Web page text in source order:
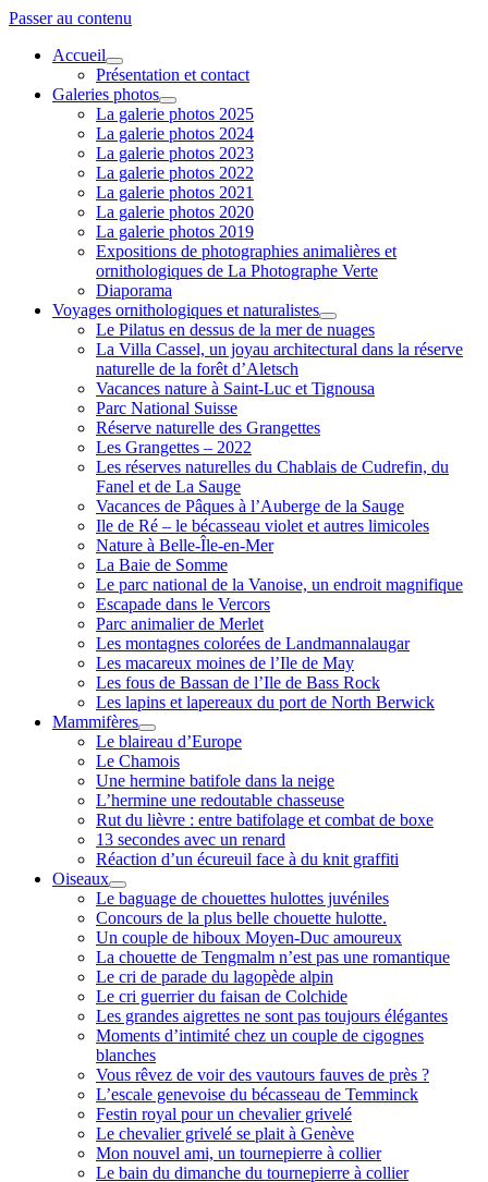
Passer au contenu
Accueil
ouvrir
menu
Présentation et contact
Galeries photos
ouvrir
menu
La galerie photos 2025
La galerie photos 2024
La galerie photos 2023
La galerie photos 2022
La galerie photos 2021
La galerie photos 2020
La galerie photos 2019
Expositions de photographies animalières et
ornithologiques de La Photographe Verte
Diaporama
Voyages ornithologiques et naturalistes
ouvrir
menu
Le Pilatus en dessus de la mer de nuages
La Villa Cassel, un joyau architectural dans la réserve
naturelle de la forêt d’Aletsch
Vacances nature à Saint-Luc et Tignousa
Parc National Suisse
Réserve naturelle des Grangettes
Les Grangettes – 2022
Les réserves naturelles du Chablais de Cudrefin, du
Fanel et de La Sauge
Vacances de Pâques à l’Auberge de la Sauge
Ile de Ré – le bécasseau violet et autres limicoles
Nature à Belle-Île-en-Mer
La Baie de Somme
Le parc national de la Vanoise, un endroit magnifique
Escapade dans le Vercors
Parc animalier de Merlet
Les montagnes colorées de Landmannalaugar
Les macareux moines de l’Ile de May
Les fous de Bassan de l’Ile de Bass Rock
Les lapins et lapereaux du port de North Berwick
Mammifères
ouvrir
menu
Le blaireau d’Europe
Le Chamois
Une hermine batifole dans la neige
L’hermine une redoutable chasseuse
Rut du lièvre : entre batifolage et combat de boxe
13 secondes avec un renard
Réaction d’un écureuil face à du knit graffiti
Oiseaux
ouvrir
menu
Le baguage de chouettes hulottes juvéniles
Concours de la plus belle chouette hulotte.
Un couple de hiboux Moyen-Duc amoureux
La chouette de Tengmalm n’est pas une romantique
Le cri de parade du lagopède alpin
Le cri guerrier du faisan de Colchide
Les grandes aigrettes ne sont pas toujours élégantes
Moments d’intimité chez un couple de cigognes
blanches
Vous rêvez de voir des vautours fauves de près ?
L’escale genevoise du bécasseau de Temminck
Festin royal pour un chevalier grivelé
Le chevalier grivelé se plait à Genève
Mon nouvel ami, un tournepierre à collier
Le bain du dimanche du tournepierre à collier